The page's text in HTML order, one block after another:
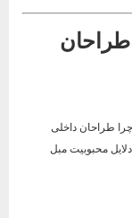
طراحان داخلی
محبوبیت مبل